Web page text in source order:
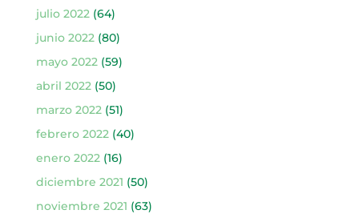
julio 2022 (64)
junio 2022 (80)
mayo 2022 (59)
abril 2022 (50)
marzo 2022 (51)
febrero 2022 (40)
enero 2022 (16)
diciembre 2021 (50)
noviembre 2021 (63)